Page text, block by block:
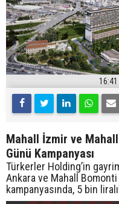
16:41
Mahall İzmir ve
Günü Kampanyası
Türkerler Holding’in
Ankara ve Mahall
kampanyasında, 5 bin